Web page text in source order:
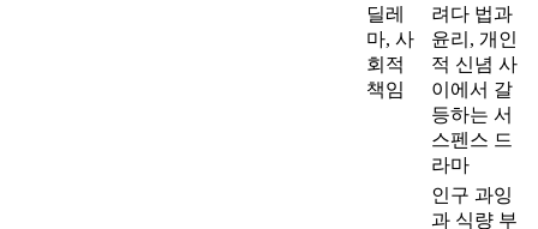
딜레
마, 사
회적
책임
려다 법과
윤리, 개인
적 신념 사
이에서 갈
등하는 서
스펜스 드
라마
인구 과잉
과 식량 부